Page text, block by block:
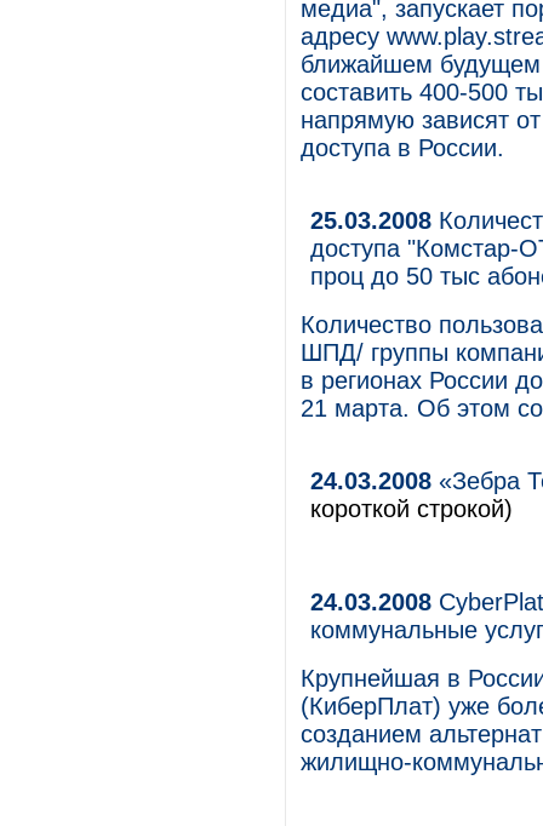
медиа", запускает
адресу
ближайшем будущем
составить 400-500
напрямую зависят
доступа в России.
25.03.2008
доступа "Комстар-
проц до 50 тыс
Количество
ШПД/ группы
в регионах России
21 марта. Об этом
24.03.2008 «Зебра
короткой строкой)
24.03.2008
коммунальные
Крупнейшая в
(КиберПлат) уже
созданием
жилищно-